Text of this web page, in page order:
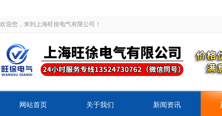
欢迎您，来到上海旺徐电气有限公司！
网站首页 关于我们 新闻资讯